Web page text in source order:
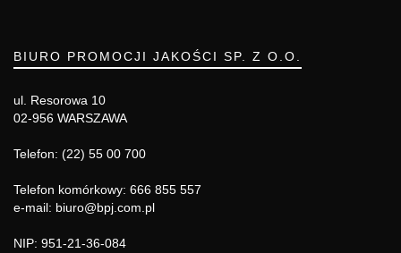
BIURO PROMOCJI JAKOŚCI SP. Z O.O.
ul. Resorowa 10
02-956 WARSZAWA
Telefon: (22) 55 00 700
Telefon komórkowy: 666 855 557
e-mail: biuro@bpj.com.pl
NIP: 951-21-36-084